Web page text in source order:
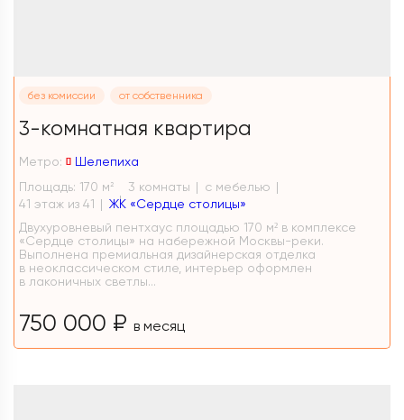
без комиссии от собственника
3-комнатная квартира
Метро:
Шелепиха
Площадь: 170 м 2 3 комнаты
с мебелью
41 этаж из 41
ЖК «Сердце столицы»
Двухуровневый пентхаус площадью 170 м² в комплексе
«Сердце столицы» на набережной Москвы-реки.
Выполнена премиальная дизайнерская отделка
в неоклассическом стиле, интерьер оформлен
в лаконичных светлы...
750 000 ₽ в месяц